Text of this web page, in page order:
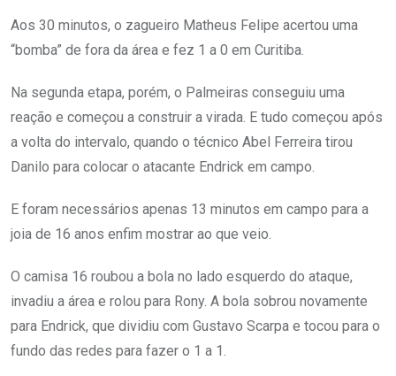
Aos 30 minutos, o zagueiro Matheus Felipe acertou uma
“bomba” de fora da área e fez 1 a 0 em Curitiba.
Na segunda etapa, porém, o Palmeiras conseguiu uma
reação e começou a construir a virada. E tudo começou após
a volta do intervalo, quando o técnico Abel Ferreira tirou
Danilo para colocar o atacante Endrick em campo.
E foram necessários apenas 13 minutos em campo para a
joia de 16 anos enfim mostrar ao que veio.
O camisa 16 roubou a bola no lado esquerdo do ataque,
invadiu a área e rolou para Rony. A bola sobrou novamente
para Endrick, que dividiu com Gustavo Scarpa e tocou para o
fundo das redes para fazer o 1 a 1.